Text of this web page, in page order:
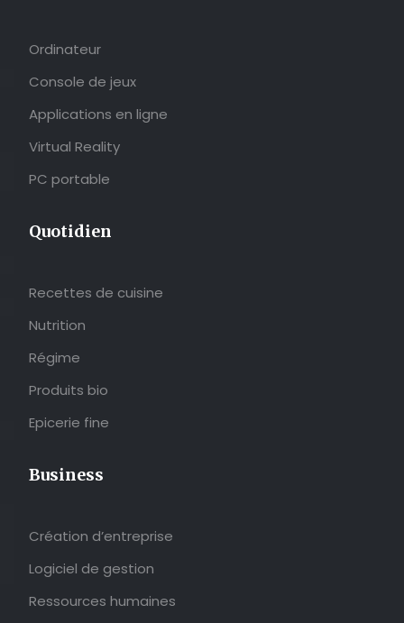
Ordinateur
Console de jeux
Applications en ligne
Virtual Reality
PC portable
Quotidien
Recettes de cuisine
Nutrition
Régime
Produits bio
Epicerie fine
Business
Création d’entreprise
Logiciel de gestion
Ressources humaines